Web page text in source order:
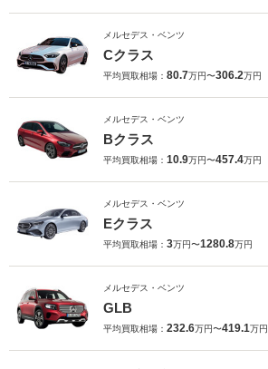
メルセデス・ベンツ
Cクラス
平均買取相場： 80.7万円〜306.2万円
メルセデス・ベンツ
Bクラス
平均買取相場： 10.9万円〜457.4万円
メルセデス・ベンツ
Eクラス
平均買取相場： 3万円〜1280.8万円
メルセデス・ベンツ
GLB
平均買取相場： 232.6万円〜419.1万円